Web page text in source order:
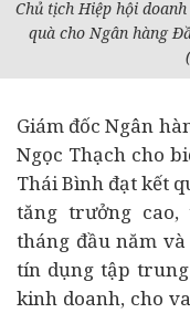
Chủ tịch Hiệp hội
quà cho Ngân hàng
Giám đốc Ngân
Ngọc Thạch cho
Thái Bình đạt kết
tăng trưởng
tháng đầu năm
tín dụng tập
kinh doanh, cho